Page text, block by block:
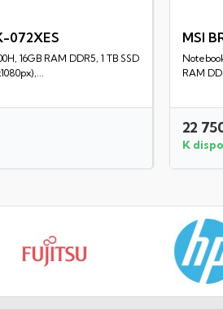
náhled
072XES
16GB RAM DDR5, 1 TB SSD
MSI
RAM
22
K